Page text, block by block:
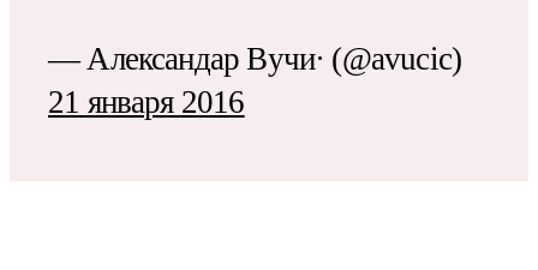
— Александар Вучи· (@avucic)
21 января 2016